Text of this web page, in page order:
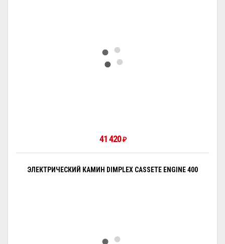
41 420₽
ЭЛЕКТРИЧЕСКИЙ КАМИН DIMPLEX CASSETE ENGINE 400